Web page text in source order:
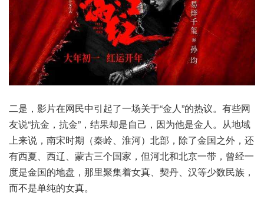
二是，影片在网民中引起了一场关于“金人”的热议。有些网
友说“抗金，抗金”，结果却是自己，因为他是金人。从地域
上来说，南宋时期（秦岭、淮河）北部，除了金国之外，还
有西夏、西辽、蒙古三个国家，但河北和北京一带，曾经一
度是金国的地盘，那里聚集着女真、契丹、汉等少数民族，
而不是单纯的女真。